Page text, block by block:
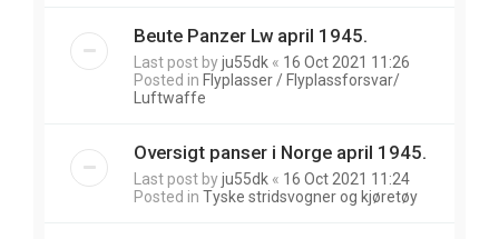
Beute Panzer Lw april 1945.
Last post byju55dk « 16 Oct 2021 11:26
Posted in Flyplasser / Flyplassforsvar/
Luftwaffe
Oversigt panser i Norge april 1945.
Last post byju55dk « 16 Oct 2021 11:24
Posted in Tyske stridsvogner og kjøretøy